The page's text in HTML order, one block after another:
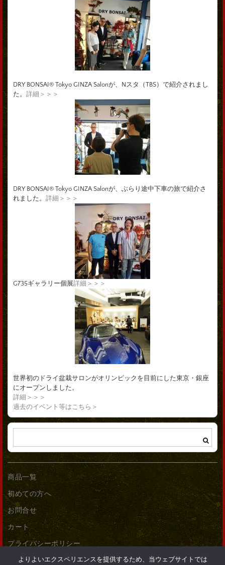
DRY BONSAI® Tokyo GINZA Salonが、Nスタ（TBS）で紹介されまし
た。 詳細＞＞＞
DRY BONSAI® Tokyo GINZA Salonが、ぶらり途中下車の旅で紹介さ
れました。 詳細＞＞＞
G735ギャラリー個展詳細＞＞＞
世界初のドライ盆栽サロンがオリンピックを目前にした東京・銀座
にオープンしました。
詳細＞＞＞
過去のイベント等はこちら＞
商品一覧
初めての方へ
お問合せ
カート
プライバシーポリシー
よりよいエクスペリエンスを提供するため、当ウェブサイトでは